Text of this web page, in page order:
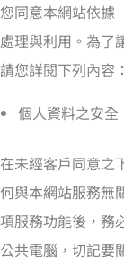
您同意本網站依據
處理與利用。為了
請您詳閱下列內容：
個人資料之安全
在未經客戶同意之
何與本網站服務無
項服務功能後，務
公共電腦，切記要